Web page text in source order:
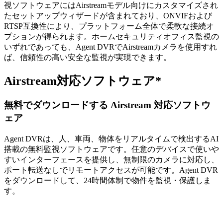
視ソフトウェアにはAirstreamモデル向けにカスタマイズされ
たセットアップウィザードが含まれており、ONVIFおよび
RTSP互換性により、プラットフォーム全体で柔軟な接続オ
プションが得られます。ホームセキュリティオフィス監視の
いずれであっても、Agent DVRでAirstreamカメラを使用すれ
ば、信頼性の高い安全な監視が実現できます。
Airstream対応ソフトウェア*
無料でダウンロードする Airstream 対応ソフトウ
ェア
Agent DVRは、人、車両、物体をリアルタイムで検出するAI
搭載の無料監視ソフトウェアです。任意のデバイスで使いや
すいインターフェースを提供し、無制限のカメラに対応し、
ポート転送なしでリモートアクセスが可能です。Agent DVR
をダウンロードして、24時間体制で物件を監視・保護しま
す。